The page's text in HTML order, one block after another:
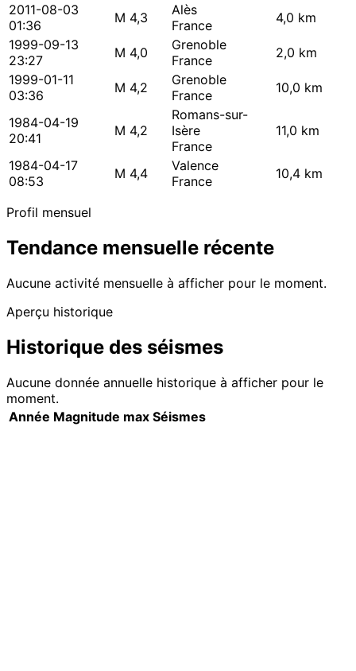
2011-08-03
01:36
M 4,3
Alès
France
4,0 km
1999-09-13
23:27
M 4,0
Grenoble
France
2,0 km
1999-01-11
03:36
M 4,2
Grenoble
France
10,0 km
1984-04-19
20:41
M 4,2
Romans-sur-
Isère
France
11,0 km
1984-04-17
08:53
M 4,4
Valence
France
10,4 km
Profil mensuel
Tendance mensuelle récente
Aucune activité mensuelle à afficher pour le moment.
Aperçu historique
Historique des séismes
Aucune donnée annuelle historique à afficher pour le
moment.
Année Magnitude max Séismes